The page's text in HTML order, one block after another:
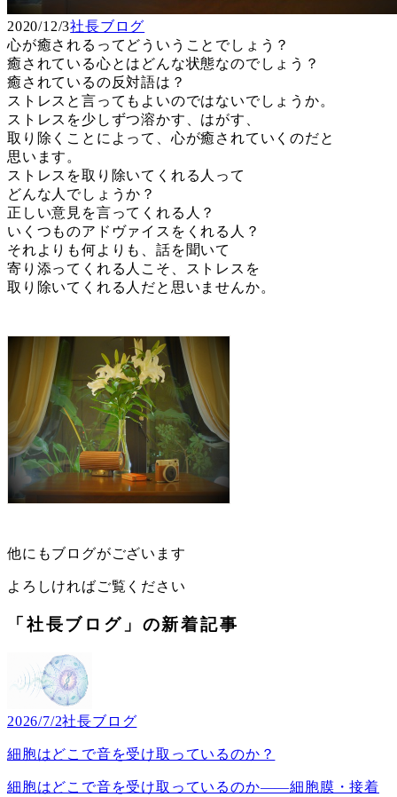
2020/12/3社長ブログ
心が癒されるってどういうことでしょう？
癒されている心とはどんな状態なのでしょう？
癒されているの反対語は？
ストレスと言ってもよいのではないでしょうか。
ストレスを少しずつ溶かす、はがす、
取り除くことによって、心が癒されていくのだと
思います。
ストレスを取り除いてくれる人って
どんな人でしょうか？
正しい意見を言ってくれる人？
いくつものアドヴァイスをくれる人？
それよりも何よりも、話を聞いて
寄り添ってくれる人こそ、ストレスを
取り除いてくれる人だと思いませんか。
他にもブログがございます
よろしければご覧ください
「社長ブログ」の新着記事
2026/7/2社長ブログ
細胞はどこで音を受け取っているのか？
細胞はどこで音を受け取っているのか――細胞膜・接着